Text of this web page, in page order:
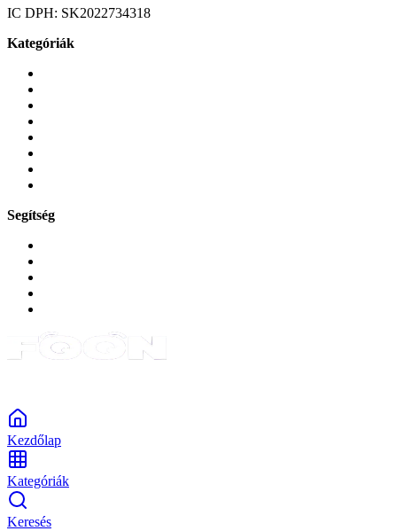
IC DPH: SK2022734318
Kategóriák
Segítség
Kezdőlap
Kategóriák
Keresés